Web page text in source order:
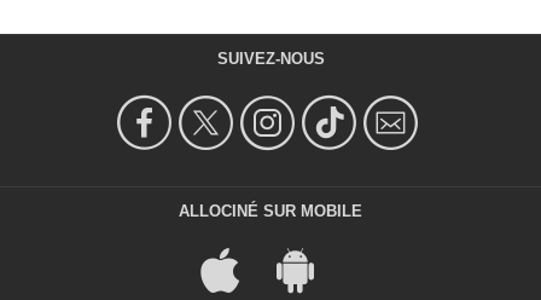
SUIVEZ-NOUS
ALLOCINÉ SUR MOBILE